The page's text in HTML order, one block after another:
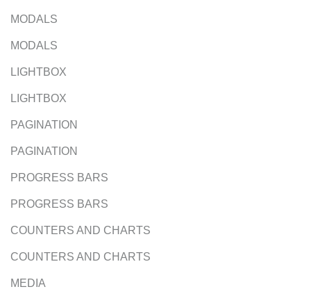
MODALS
MODALS
LIGHTBOX
LIGHTBOX
PAGINATION
PAGINATION
PROGRESS BARS
PROGRESS BARS
COUNTERS AND CHARTS
COUNTERS AND CHARTS
MEDIA